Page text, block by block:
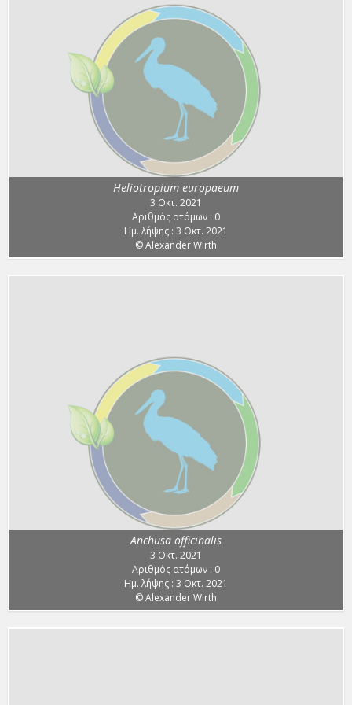
Heliotropium europaeum
3 Οκτ. 2021
Αριθμός ατόμων : 0
Ημ. λήψης : 3 Οκτ. 2021
© Alexander Wirth
Anchusa officinalis
3 Οκτ. 2021
Αριθμός ατόμων : 0
Ημ. λήψης : 3 Οκτ. 2021
© Alexander Wirth